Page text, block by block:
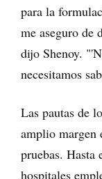
para la
me aseguro de
dijo Shenoy.
necesitamos
Las pautas de
amplio margen
pruebas. Hasta
hospitales